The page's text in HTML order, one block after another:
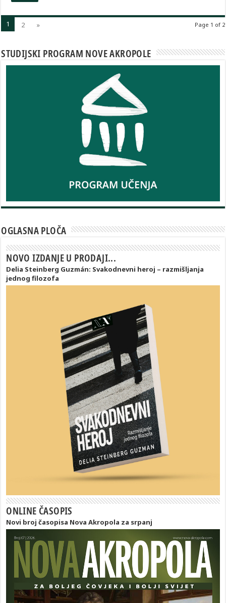
Page 1 of 2
1 2 »
STUDIJSKI PROGRAM NOVE AKROPOLE
OGLASNA PLOČA
NOVO IZDANJE U PRODAJI...
Delia Steinberg Guzmán: Svakodnevni heroj – razmišljanja
jednog filozofa
ONLINE ČASOPIS
Novi broj časopisa Nova Akropola za srpanj